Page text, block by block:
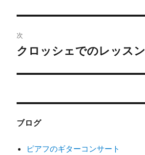
ビ
ゲ
ー
投
稿:
次
次
投
クロッシェでのレッスン
ブログ
ピアフのギターコンサート